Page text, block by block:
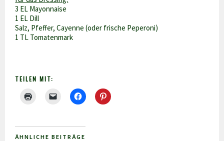
3 EL Mayonnaise
1 EL Dill
Salz, Pfeffer, Cayenne (oder frische Peperoni)
1 TL Tomatenmark
TEILEN MIT:
ÄHNLICHE BEITRÄGE